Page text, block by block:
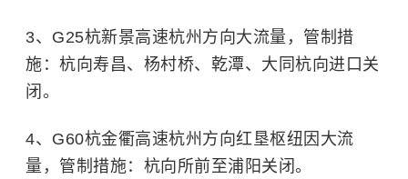
3、G25杭新景高速杭州方向大流量，管制措
施：杭向寿昌、杨村桥、乾潭、大同杭向进口关
闭。
4、G60杭金衢高速杭州方向红垦枢纽因大流
量，管制措施：杭向所前至浦阳关闭。